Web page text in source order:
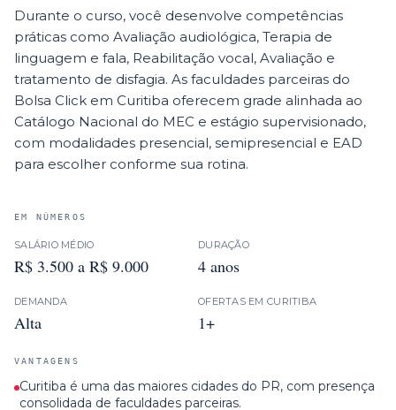
Durante o curso, você desenvolve competências
práticas como Avaliação audiológica, Terapia de
linguagem e fala, Reabilitação vocal, Avaliação e
tratamento de disfagia. As faculdades parceiras do
Bolsa Click em Curitiba oferecem grade alinhada ao
Catálogo Nacional do MEC e estágio supervisionado,
com modalidades presencial, semipresencial e EAD
para escolher conforme sua rotina.
EM NÚMEROS
SALÁRIO MÉDIO
R$ 3.500 a R$ 9.000
DURAÇÃO
4 anos
DEMANDA
Alta
OFERTAS EMCURITIBA
1+
VANTAGENS
Curitiba é uma das maiores cidades do PR, com presença
consolidada de faculdades parceiras.